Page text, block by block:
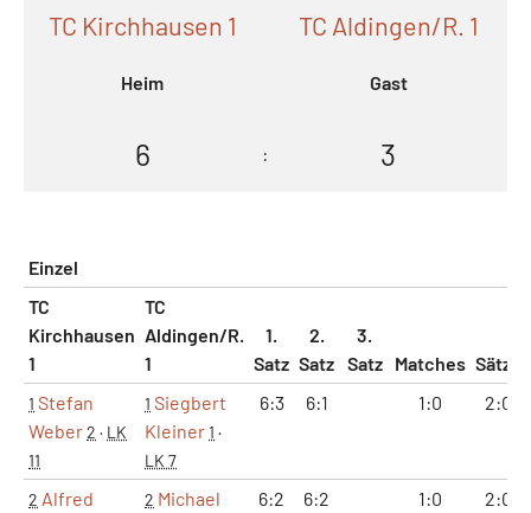
TC Kirchhausen 1
Heim
TC Aldingen/R. 1
Gast
6 : 3
Einzel
TC
Kirchhausen
1
TC
Aldingen/R.
1
1.
Satz
2.
Satz
3.
Satz
Matches Sätze
1 Stefan
Weber2 · LK
11
1 Siegbert
Kleiner1 ·
LK 7
6:3 6:1 1:0 2:0
2 Alfred
2 Michael
6:2 6:2 1:0 2:0